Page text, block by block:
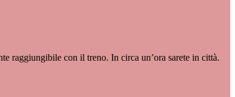
raggiungibile con il treno. In circa un’ora sarete in città.